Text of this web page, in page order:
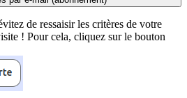
de ressaisir les critères de votre
! Pour cela, cliquez sur le bouton